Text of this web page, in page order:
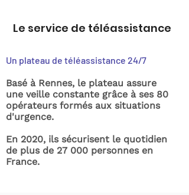
Le service de téléassistance
Un plateau de téléassistance 24/7
Basé à Rennes, le plateau assure
une veille constante grâce à ses 80
opérateurs formés aux situations
d'urgence.
En 2020, ils sécurisent le quotidien
de plus de 27 000 personnes en
France.